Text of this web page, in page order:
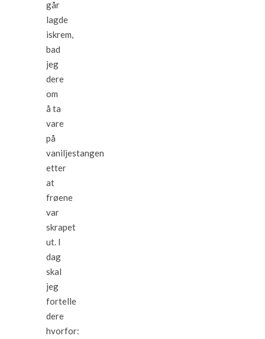
går
lagde
iskrem,
bad
jeg
dere
om
å ta
vare
på
vaniljestangen
etter
at
frøene
var
skrapet
ut. I
dag
skal
jeg
fortelle
dere
hvorfor: